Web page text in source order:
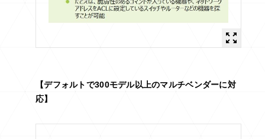
【デフォルトで300モデル以上のマルチベンダーに対
応】